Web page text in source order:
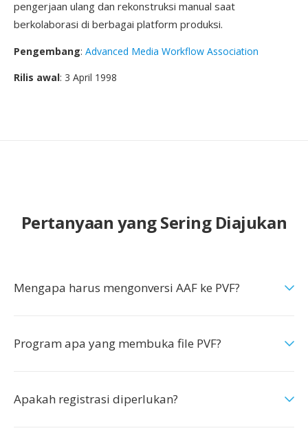
pengerjaan ulang dan rekonstruksi manual saat
berkolaborasi di berbagai platform produksi.
Pengembang: Advanced Media Workflow Association
Rilis awal: 3 April 1998
Pertanyaan yang Sering Diajukan
Mengapa harus mengonversi AAF ke PVF?
Program apa yang membuka file PVF?
Apakah registrasi diperlukan?